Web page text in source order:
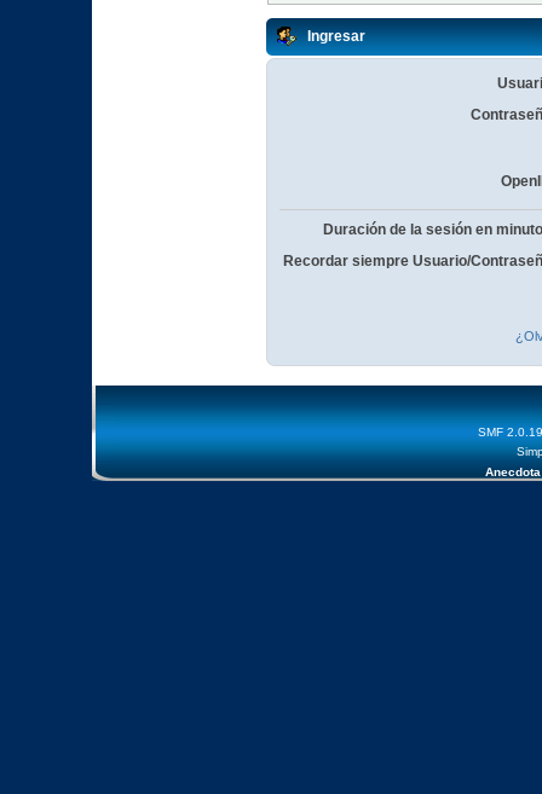
Ingresar
Duración de la sesión en
Recordar siempre Usuario/
SMF 2.0.19
Anecdota